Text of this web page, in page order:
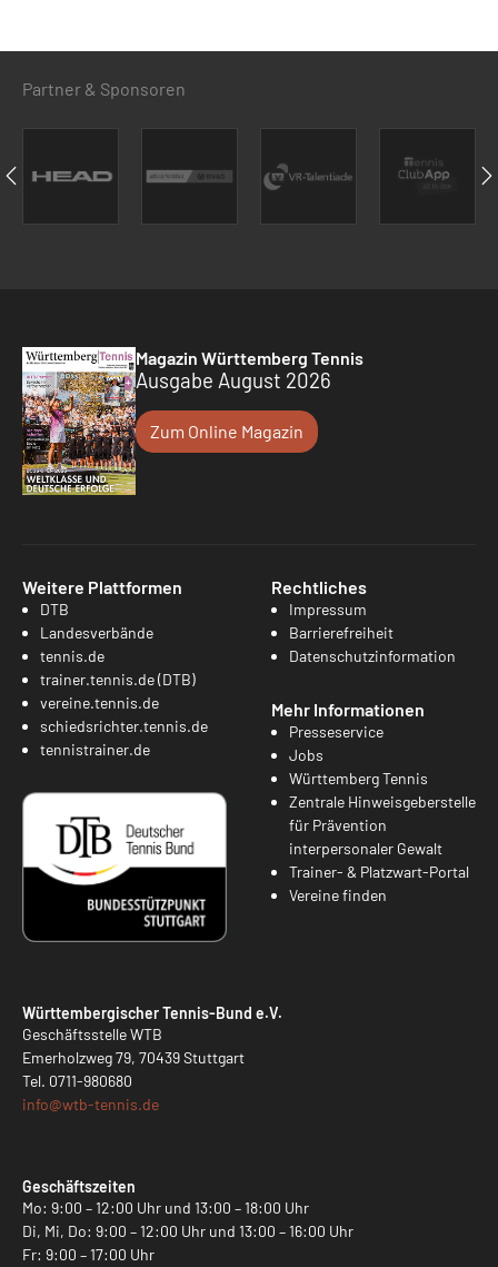
Partner & Sponsoren
Magazin Württemberg Tennis
Ausgabe August 2026
Zum Online Magazin
Weitere Plattformen
DTB
Landesverbände
tennis.de
trainer.tennis.de (DTB)
vereine.tennis.de
schiedsrichter.tennis.de
tennistrainer.de
Rechtliches
Impressum
Barrierefreiheit
Datenschutzinformation
Mehr Informationen
Presseservice
Jobs
Württemberg Tennis
Zentrale Hinweisgeberstelle
für Prävention
interpersonaler Gewalt
Trainer- & Platzwart-Portal
Vereine finden
Württembergischer Tennis-Bund e.V.
Geschäftsstelle WTB
Emerholzweg 79, 70439 Stuttgart
Tel. 0711-980680
info@wtb-tennis.de
Geschäftszeiten
Mo: 9:00 – 12:00 Uhr und 13:00 – 18:00 Uhr
Di, Mi, Do: 9:00 – 12:00 Uhr und 13:00 – 16:00 Uhr
Fr: 9:00 – 17:00 Uhr